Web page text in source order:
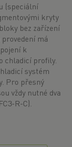
(speciální
kryty
bez zařízení
má
k
chladicí profily.
systém
Pro přesný
vždy nutné dva
R-C).